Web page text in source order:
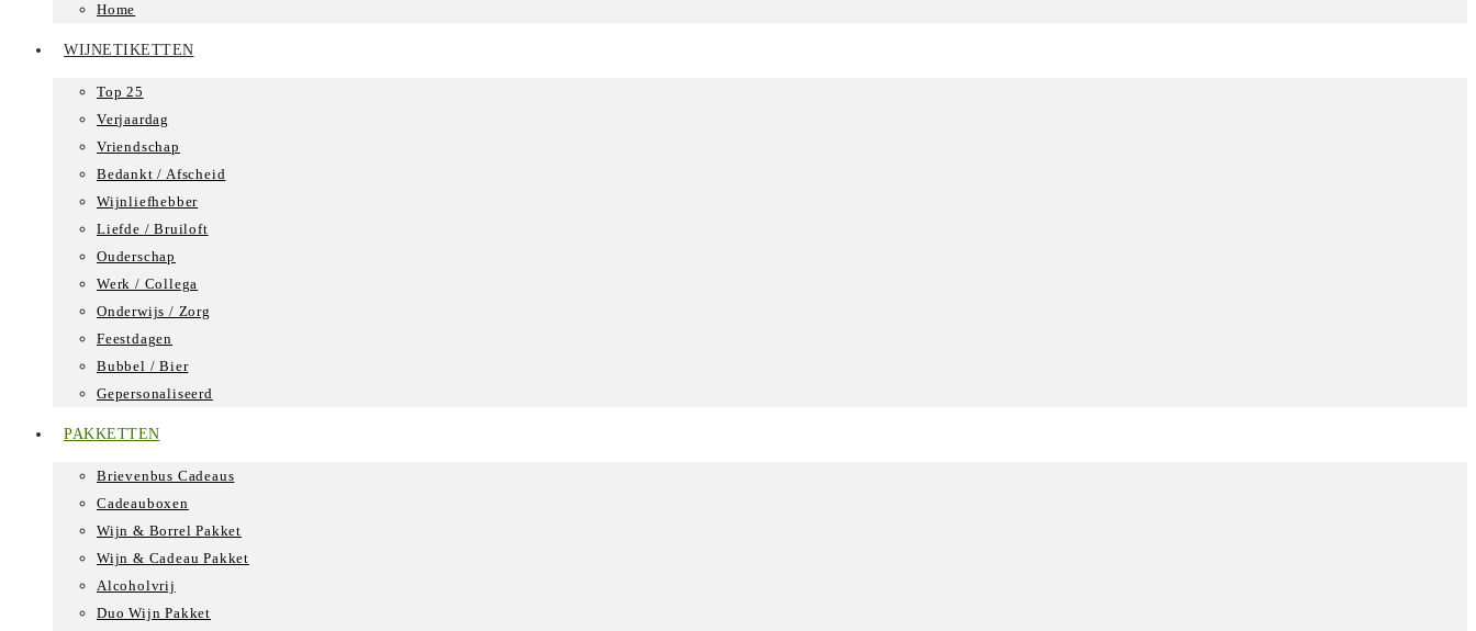
Home
WIJNETIKETTEN
Top 25
Verjaardag
Vriendschap
Bedankt / Afscheid
Wijnliefhebber
Liefde / Bruiloft
Ouderschap
Werk / Collega
Onderwijs / Zorg
Feestdagen
Bubbel / Bier
Gepersonaliseerd
PAKKETTEN
Brievenbus Cadeaus
Cadeauboxen
Wijn & Borrel Pakket
Wijn & Cadeau Pakket
Alcoholvrij
Duo Wijn Pakket